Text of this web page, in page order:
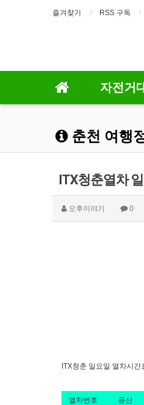
즐겨찾기 RSS 구독
자전거
춘천 여행
ITX청춘열차
오후이야기 0
ITX청춘 일요일 열차시간
열차번호 용산